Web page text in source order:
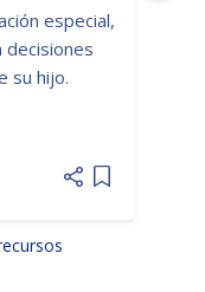
especial,
decisiones
su hijo.
Add item